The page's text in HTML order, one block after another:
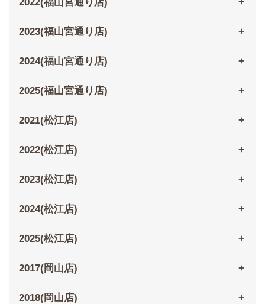
2023(福山宮通り店)
2024(福山宮通り店)
2025(福山宮通り店)
2021(松江店)
2022(松江店)
2023(松江店)
2024(松江店)
2025(松江店)
2017(岡山店)
2018(岡山店)